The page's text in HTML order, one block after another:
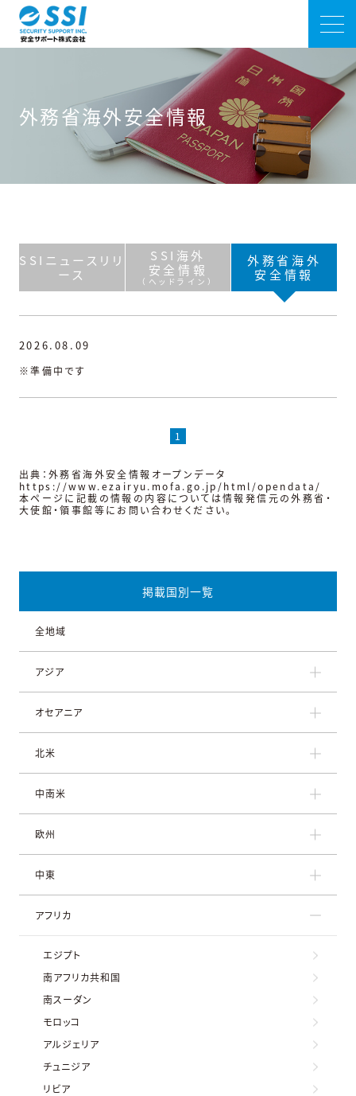
外務省海外安全情報
SSIニュースリリ
ース
SSI海外
安全情報
（ヘッドライン）
外務省海外
安全情報
2026.08.09
※準備中です
1
出典：外務省海外安全情報オープンデータ
https://www.ezairyu.mofa.go.jp/html/opendata/
本ページに記載の情報の内容については情報発信元の外務省・
大使館・領事館等にお問い合わせください。
掲載国別一覧
全地域
アジア
オセアニア
北米
中南米
欧州
中東
アフリカ
エジプト
南アフリカ共和国
南スーダン
モロッコ
アルジェリア
チュニジア
リビア